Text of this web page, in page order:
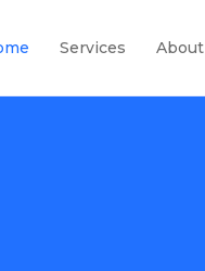
Services About